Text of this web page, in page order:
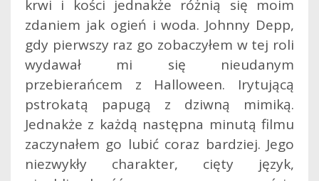
krwi i kości jednakże różnią się moim
zdaniem jak ogień i woda. Johnny Depp,
gdy pierwszy raz go zobaczyłem w tej roli
wydawał mi się nieudanym
przebierańcem z Halloween. Irytującą
pstrokatą papugą z dziwną mimiką.
Jednakże z każdą następna minutą filmu
zaczynałem go lubić coraz bardziej. Jego
niezwykły charakter, cięty język,